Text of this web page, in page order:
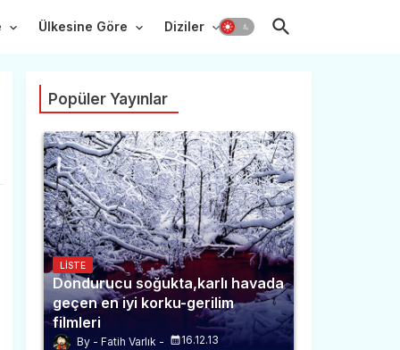
Ülkesine Göre Diziler
Popüler Yayınlar
LISTE
Dondurucu soğukta,karlı havada
geçen en iyi korku-gerilim
filmleri
Fatih Varlık 16.12.13